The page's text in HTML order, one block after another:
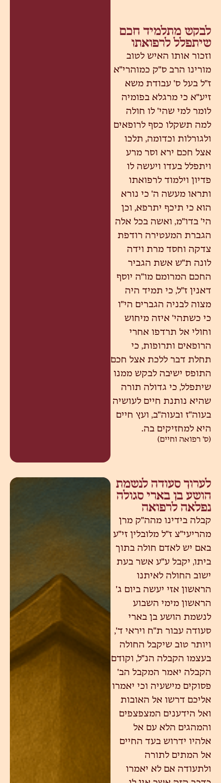
לבקש מתלמיד חכם
שיתפלל לרפואתו
וזכור אותו האיש לטוב
מורינו הרב ס"ק כמוהרי"א
ז"ל בעל ס' עבודת משא
זיע"א כי מרגלא בפומיה
לומר למי שהי' לו חולה
למה תשקלו כסף לרופאים
ולגורלות וכדומה, תלכו
אצל חכם ירא וסר מרע
ויתפלל בעדו ויעשה לו
פדיון וילמוד לרפואתו
ותראו מעשה ה' כי נורא
הוא כי תיכף יתרפא, וכן
הי' בדו"מ, ואשה בכל אלה
הגברת המעטירה רודפת
צדקה וחסד מרת וידה
לונה ת"ש אשת הגביר
החכם המרומם מו"ה יוסף
דאנין ז"ל, כי תמיד היה
מצוה לבניה הגברים הי"ו
כי כשתהי' איזה מיחוש
וחולי אל תרדפו אחרי
הרופאים ותרופות, כי
תחלת דבר ללכת אצל חכם
התופס ישיבה לבקש ממנו
שיתפלל, כי גדולה תורה
שהיא נותנת חיים לעושיה
בעוה"ז ובעוה"ב, ועץ חיים
היא למחזיקים בה.
(ס' רפואה וחיים)
לערוך סעודה לנשמת
הושע בן בארי סגולה
נפלאה לרפואה
קבלה בידינו מהה"ק מרן
מהריעי"צ ז"ל מלובלין זי"ע
באם יש לאדם חולה בתוך
ביתו, יקבל ע"ע אשר בעת
ישוב החולה לאיתנו
הראשון אזי יעשה ביום ג'
הראשון מימי השבוע
לנשמת הושע בן בארי
סעודה עבור ת"ח ויראי ד',
ויותר טוב שיקבל החולה
בעצמו הקבלה הנ"ל, וקודם
הקבלה יאמר המקבל הב'
פסוקים מישעיה וכי יאמרו
אליכם דרשו אל האובות
ואל הידענים המצפצפים
והמהגים הלא עם אל
אלהיו ידרוש בעד החיים
אל המתים לתורה
ולתעודה אם לא יאמרו